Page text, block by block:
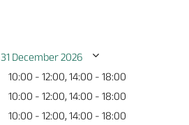
31 December 2026
10:00 - 12:00, 14:00 - 18:00
10:00 - 12:00, 14:00 - 18:00
10:00 - 12:00, 14:00 - 18:00